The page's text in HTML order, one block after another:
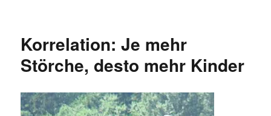
/
Korrelation: Je mehr
Störche, desto mehr Kinder